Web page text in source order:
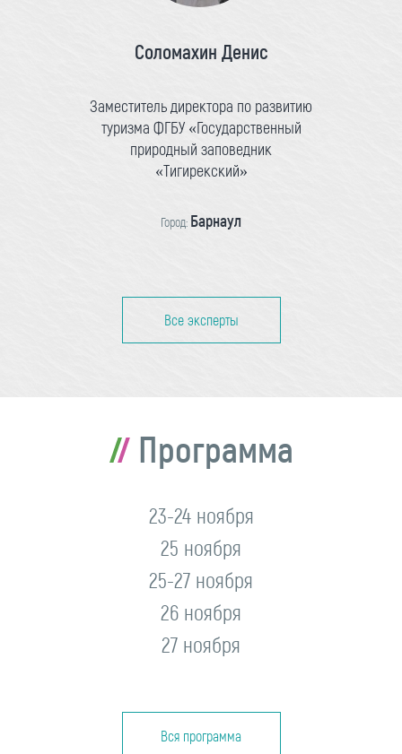
Соломахин Денис
Заместитель директора по развитию
туризма ФГБУ «Государственный
природный заповедник
«Тигирекский»
Город: Барнаул
Все эксперты
Программа
23-24 ноября
25 ноября
25-27 ноября
26 ноября
27 ноября
Вся программа